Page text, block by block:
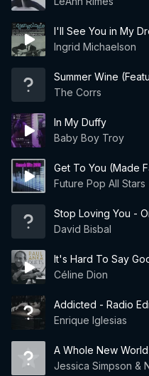
I'll See You in My
Ingrid Michaelson
Summer Wine
The Corrs
In My Duffy
Baby Boy Troy
Get To You (Made
Future Pop All Stars
Stop Loving You -
David Bisbal
It's Hard To Say
Céline Dion
Addicted - Radio
Enrique Iglesias
A Whole New World
Jessica Simpson &